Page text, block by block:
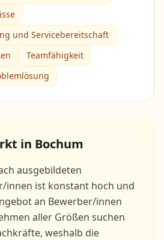
und Servicebereitschaft
Teamfähigkeit
in Bochum
ausgebildeten
innen ist konstant hoch und
an Bewerber/innen
aller Größen suchen
weshalb die